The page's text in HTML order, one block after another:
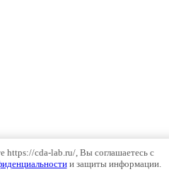
https://cda-lab.ru/, Вы соглашаетесь с
и защиты информации.